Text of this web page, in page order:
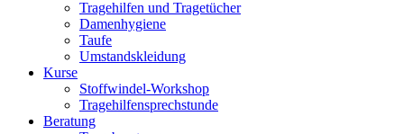
Tragehilfen und Tragetücher
Damenhygiene
Taufe
Umstandskleidung
Kurse
Stoffwindel-Workshop
Tragehilfensprechstunde
Beratung